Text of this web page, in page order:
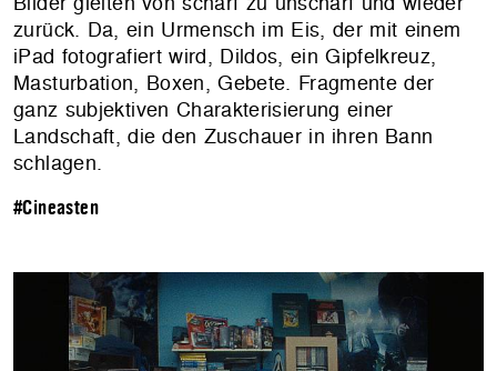
zurück. Da, ein Urmensch im Eis, der mit einem
iPad fotografiert wird, Dildos, ein Gipfelkreuz,
Masturbation, Boxen, Gebete. Fragmente der
ganz subjektiven Charakterisierung einer
Landschaft, die den Zuschauer in ihren Bann
schlagen.
#Cineasten